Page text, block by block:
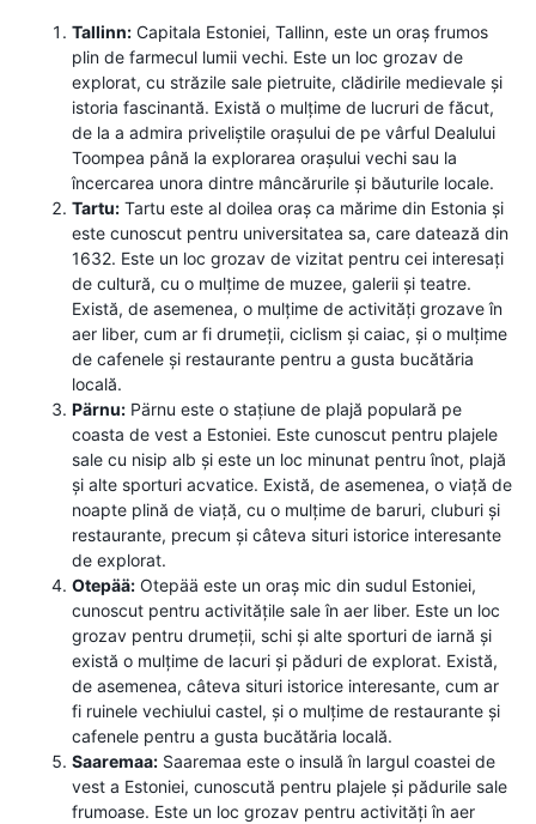
Tallinn: Capitala Estoniei, Tallinn, este un oraș frumos
plin de farmecul lumii vechi. Este un loc grozav de
explorat, cu străzile sale pietruite, clădirile medievale și
istoria fascinantă. Există o mulțime de lucruri de făcut,
de la a admira priveliștile orașului de pe vârful Dealului
Toompea până la explorarea orașului vechi sau la
încercarea unora dintre mâncărurile și băuturile locale.
Tartu: Tartu este al doilea oraș ca mărime din Estonia și
este cunoscut pentru universitatea sa, care datează din
1632. Este un loc grozav de vizitat pentru cei interesați
de cultură, cu o mulțime de muzee, galerii și teatre.
Există, de asemenea, o mulțime de activități grozave în
aer liber, cum ar fi drumeții, ciclism și caiac, și o mulțime
de cafenele și restaurante pentru a gusta bucătăria
locală.
Pärnu: Pärnu este o stațiune de plajă populară pe
coasta de vest a Estoniei. Este cunoscut pentru plajele
sale cu nisip alb și este un loc minunat pentru înot, plajă
și alte sporturi acvatice. Există, de asemenea, o viață de
noapte plină de viață, cu o mulțime de baruri, cluburi și
restaurante, precum și câteva situri istorice interesante
de explorat.
Otepää: Otepää este un oraș mic din sudul Estoniei,
cunoscut pentru activitățile sale în aer liber. Este un loc
grozav pentru drumeții, schi și alte sporturi de iarnă și
există o mulțime de lacuri și păduri de explorat. Există,
de asemenea, câteva situri istorice interesante, cum ar
fi ruinele vechiului castel, și o mulțime de restaurante și
cafenele pentru a gusta bucătăria locală.
Saaremaa: Saaremaa este o insulă în largul coastei de
vest a Estoniei, cunoscută pentru plajele și pădurile sale
frumoase. Este un loc grozav pentru activități în aer